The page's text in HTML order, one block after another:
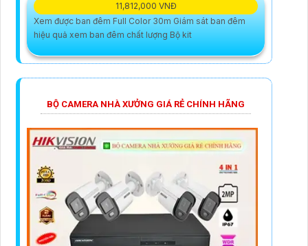
11,812,000 VNĐ
Xem được ban đêm Full Color 30m Giám sát ban đêm
hiệu quả xem ban đêm chất lượng Bộ kit
BỘ CAMERA NHÀ XƯỞNG GIÁ RẺ CHÍNH HÃNG